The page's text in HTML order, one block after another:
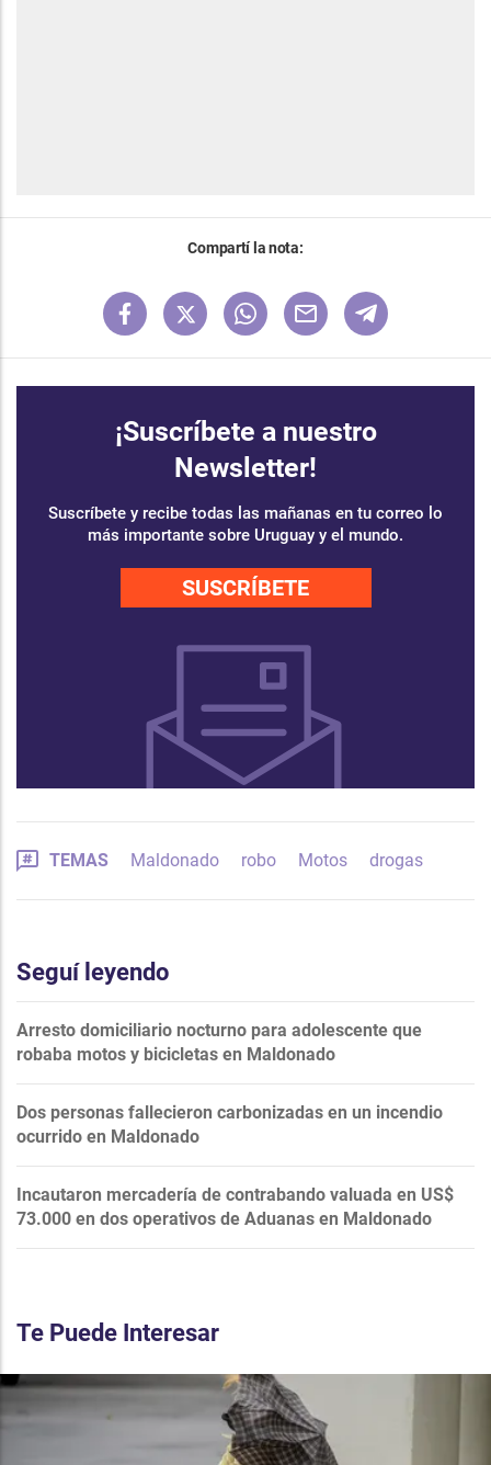
Compartí la nota:
¡Suscríbete a nuestro
Newsletter!
Suscríbete y recibe todas las mañanas en tu correo lo
más importante sobre Uruguay y el mundo.
SUSCRÍBETE
TEMAS Maldonado robo Motos drogas
Seguí leyendo
Arresto domiciliario nocturno para adolescente que
robaba motos y bicicletas en Maldonado
Dos personas fallecieron carbonizadas en un incendio
ocurrido en Maldonado
Incautaron mercadería de contrabando valuada en US$
73.000 en dos operativos de Aduanas en Maldonado
Te Puede Interesar